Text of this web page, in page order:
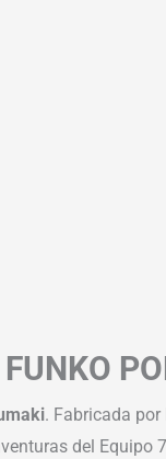
. Fabricada por
del Equipo